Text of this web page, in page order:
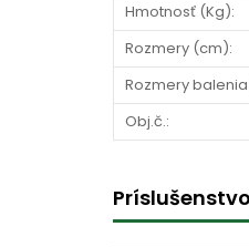
Hmotnosť (Kg):
Rozmery (cm):
Rozmery
Obj.č.:
Príslušenstvo